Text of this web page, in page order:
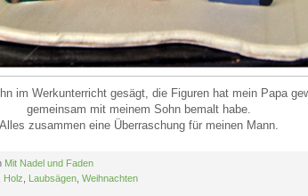
im Werkunterricht gesägt, die Figuren hat mein Papa
gemeinsam mit meinem Sohn bemalt habe.
Alles zusammen eine Überraschung für meinen Mann.
Mit Nadel und Faden
Holz Laubsägen, Weihnachten